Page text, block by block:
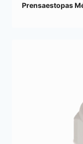
Prensaestopas